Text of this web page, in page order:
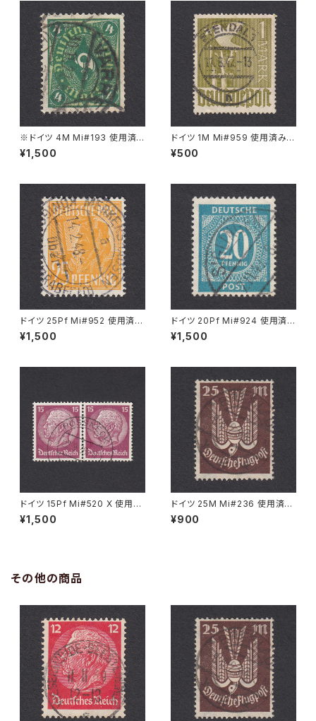
※ドイツ 4M Mi#193 使用済
み切手｜VARREL 30.11.1922
¥1,500
ドイツ 1M Mi#959 使用済み切
手｜STENDAL 11.8.1947
¥500
ドイツ 25Pf Mi#952 使用済み
切手｜MERKERSHAUSEN 14.
2.1948
¥1,500
ドイツ 20Pf Mi#924 使用済み
切手｜SIGLINGEN 7.11.1947
¥1,500
ドイツ 15Pf Mi#520 X 使用済
み切手｜PÖSSNECK 22.9.19
36
¥1,500
ドイツ 25M Mi#236 使用済み
切手｜BRESLAU 8.6.1923
¥900
その他の商品